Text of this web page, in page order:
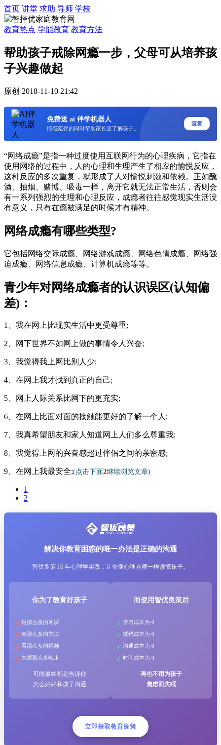
首页 讲堂 求助 导师 学校
教育热点 学能教育 教育方法
帮助孩子戒除网瘾一步，父母可从培养孩
子兴趣做起
原创 |2018-11-10 21:42
免费送 ai 伴学机器人
情感陪伴的同时帮助家长更了解孩子。
查看
“网络成瘾”是指一种过度使用互联网行为的心理疾病，它指在
使用网络的过程中，人的心理和生理产生了相应的愉悦反应，
这种反应的多次重复，就形成了人对愉悦刺激和依赖。正如醺
酒、抽烟、赌博、吸毒一样，离开它就无法正常生活，否则会
有一系列强烈的生理和心理反应，成瘾者往往感觉现实生活没
有意义，只有在瘾被满足的时候才有精神。
网络成瘾有哪些类型?
它包括网络交际成瘾、网络游戏成瘾、网络色情成瘾、网络强
迫成瘾、网络信息成瘾、计算机成瘾等等。
青少年对网络成瘾者的认识误区(认知偏
差)：
1、我在网上比现实生活中更受尊重;
2、网下世界不如网上做的事情令人兴奋;
3、我觉得我上网比别人少;
4、在网上我才找到真正的自己;
5、网上人际关系比网下的更充实;
6、在网上比面对面的接触能更好的了解一个人;
7、我真希望朋友和家人知道网上人们多么尊重我;
8、我觉得上网的兴奋感超过伴侣之间的亲密感;
9、在网上我最安全;(点击下面2继续浏览文章)
1
2
解决你教育困惑的唯一办法是正确的沟通
智优良策 16 年心理学实践，让你像心理老师一样读懂孩子。
你为了教育好孩子
报那么贵的网课
查那么多的方法
看那么多的视频
失眠那么多晚上
可能最终都是告诉你
怎么好好和孩子沟通
而使用智优良策后
学习成本为 0
试错成本为 0
沟通成本为 0
时间成本为 0
再也不用为孩子
焦虑而失眠
立即获取教育良策